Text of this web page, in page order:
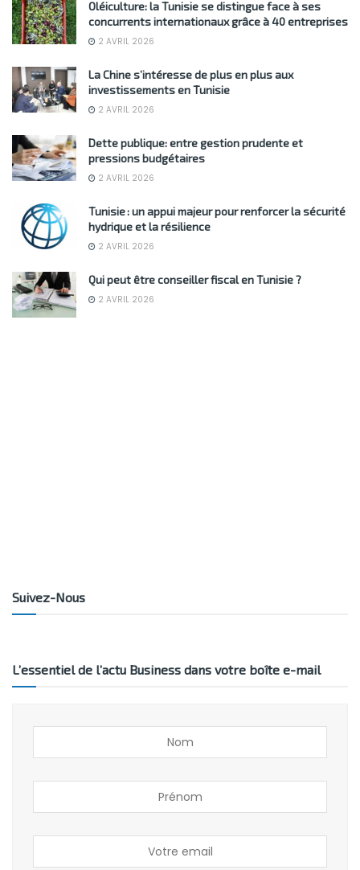
Oléiculture: la Tunisie se distingue face à ses
concurrents internationaux grâce à 40 entreprises
2 AVRIL 2026
La Chine s’intéresse de plus en plus aux
investissements en Tunisie
2 AVRIL 2026
Dette publique: entre gestion prudente et
pressions budgétaires
2 AVRIL 2026
Tunisie : un appui majeur pour renforcer la sécurité
hydrique et la résilience
2 AVRIL 2026
Qui peut être conseiller fiscal en Tunisie ?
2 AVRIL 2026
Suivez-Nous
L’essentiel de l’actu Business dans votre boîte e-mail